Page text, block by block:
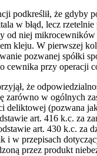
podkreślił, że gdyby
w błąd, lecz
od niej mikrocewników
kleju. W pierwszej
pozwanej spółki
cewnika przy operacji
że
zarówno w ogólnych
deliktowej (pozwana
art. 416 k.c. za
art. 430 k.c. za
i w przepisach
przez produkt